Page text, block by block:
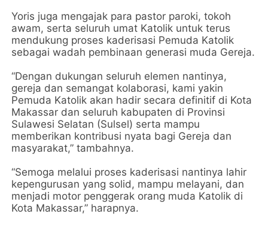
Yoris juga mengajak para pastor paroki, tokoh
awam, serta seluruh umat Katolik untuk terus
mendukung proses kaderisasi Pemuda Katolik
sebagai wadah pembinaan generasi muda Gereja.
“Dengan dukungan seluruh elemen nantinya,
gereja dan semangat kolaborasi, kami yakin
Pemuda Katolik akan hadir secara definitif di Kota
Makassar dan seluruh kabupaten di Provinsi
Sulawesi Selatan (Sulsel) serta mampu
memberikan kontribusi nyata bagi Gereja dan
masyarakat,” tambahnya.
“Semoga melalui proses kaderisasi nantinya lahir
kepengurusan yang solid, mampu melayani, dan
menjadi motor penggerak orang muda Katolik di
Kota Makassar,” harapnya.